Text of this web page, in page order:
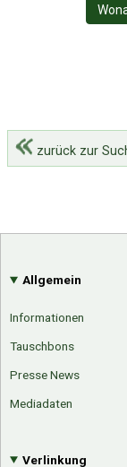
zurück zur
Allgemein
Informationen
Tauschbons
Presse News
Mediadaten
Verlinkung